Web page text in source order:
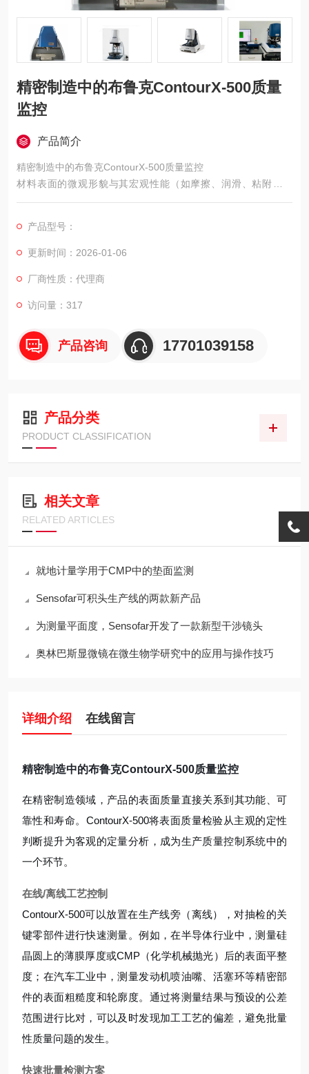
精密制造中的布鲁克ContourX-500质量
监控
产品简介
精密制造中的布鲁克ContourX-500质量监控
材料表面的微观形貌与其宏观性能（如摩擦、润滑、粘附、光
学、电学性能）密切相关。ContourX-500为材料科学研究提供了
产品型号：
更新时间：2026-01-06
厂商性质：代理商
访问量：317
产品咨询 17701039158
产品分类
PRODUCT CLASSIFICATION
相关文章
RELATED ARTICLES
就地计量学用于CMP中的垫面监测
Sensofar可积头生产线的两款新产品
为测量平面度，Sensofar开发了一款新型干涉镜头
奥林巴斯显微镜在微生物学研究中的应用与操作技巧
详细介绍 在线留言
精密制造中的布鲁克ContourX-500质量监控
在精密制造领域，产品的表面质量直接关系到其功能、可
靠性和寿命。ContourX-500将表面质量检验从主观的定性
判断提升为客观的定量分析，成为生产质量控制系统中的
一个环节。
在线/离线工艺控制
ContourX-500可以放置在生产线旁（离线），对抽检的关
键零部件进行快速测量。例如，在半导体行业中，测量硅
晶圆上的薄膜厚度或CMP（化学机械抛光）后的表面平整
度；在汽车工业中，测量发动机喷油嘴、活塞环等精密部
件的表面粗糙度和轮廓度。通过将测量结果与预设的公差
范围进行比对，可以及时发现加工工艺的偏差，避免批量
性质量问题的发生。
快速批量检测方案